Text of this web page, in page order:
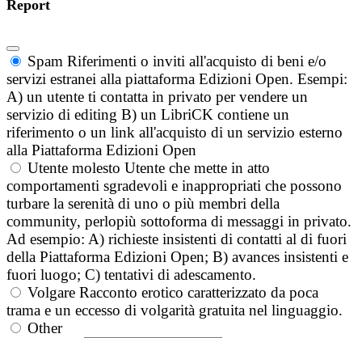
Report
Spam Riferimenti o inviti all'acquisto di beni e/o
servizi estranei alla piattaforma Edizioni Open. Esempi:
A) un utente ti contatta in privato per vendere un
servizio di editing B) un LibriCK contiene un
riferimento o un link all'acquisto di un servizio esterno
alla Piattaforma Edizioni Open
Utente molesto Utente che mette in atto
comportamenti sgradevoli e inappropriati che possono
turbare la serenità di uno o più membri della
community, perlopiù sottoforma di messaggi in privato.
Ad esempio: A) richieste insistenti di contatti al di fuori
della Piattaforma Edizioni Open; B) avances insistenti e
fuori luogo; C) tentativi di adescamento.
Volgare Racconto erotico caratterizzato da poca
trama e un eccesso di volgarità gratuita nel linguaggio.
Other